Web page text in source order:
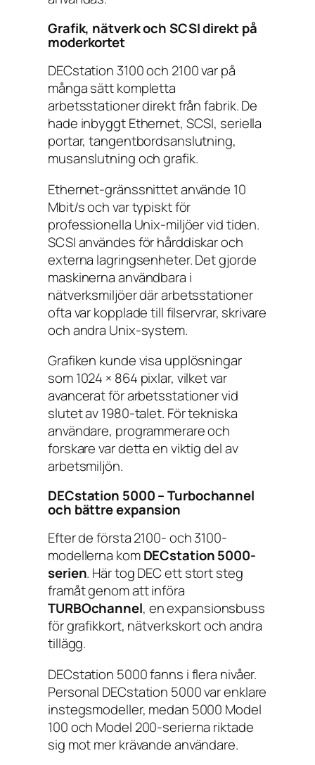
Grafik, nätverk och SCSI direkt på
moderkortet
DECstation 3100 och 2100 var på
många sätt kompletta
arbetsstationer direkt från fabrik. De
hade inbyggt Ethernet, SCSI, seriella
portar, tangentbordsanslutning,
musanslutning och grafik.
Ethernet-gränssnittet använde 10
Mbit/s och var typiskt för
professionella Unix-miljöer vid tiden.
SCSI användes för hårddiskar och
externa lagringsenheter. Det gjorde
maskinerna användbara i
nätverksmiljöer där arbetsstationer
ofta var kopplade till filservrar, skrivare
och andra Unix-system.
Grafiken kunde visa upplösningar
som 1024 × 864 pixlar, vilket var
avancerat för arbetsstationer vid
slutet av 1980-talet. För tekniska
användare, programmerare och
forskare var detta en viktig del av
arbetsmiljön.
DECstation 5000 – Turbochannel
och bättre expansion
Efter de första 2100- och 3100-
modellerna komDECstation 5000-
serien. Här tog DEC ett stort steg
framåt genom att införa
TURBOchannel, en expansionsbuss
för grafikkort, nätverkskort och andra
tillägg.
DECstation 5000 fanns i flera nivåer.
Personal DECstation 5000 var enklare
instegsmodeller, medan 5000 Model
100 och Model 200-serierna riktade
sig mot mer krävande användare.